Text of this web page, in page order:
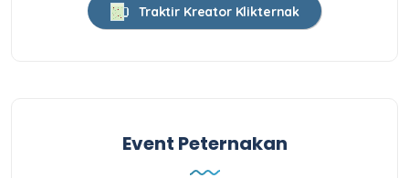
Traktir Kreator Klikternak
Event Peternakan